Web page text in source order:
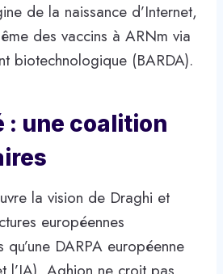
de la naissance d’Internet,
des vaccins à ARNm via
biotechnologique (BARDA).
: une coalition
la vision de Draghi et
européennes
qu’une DARPA européenne